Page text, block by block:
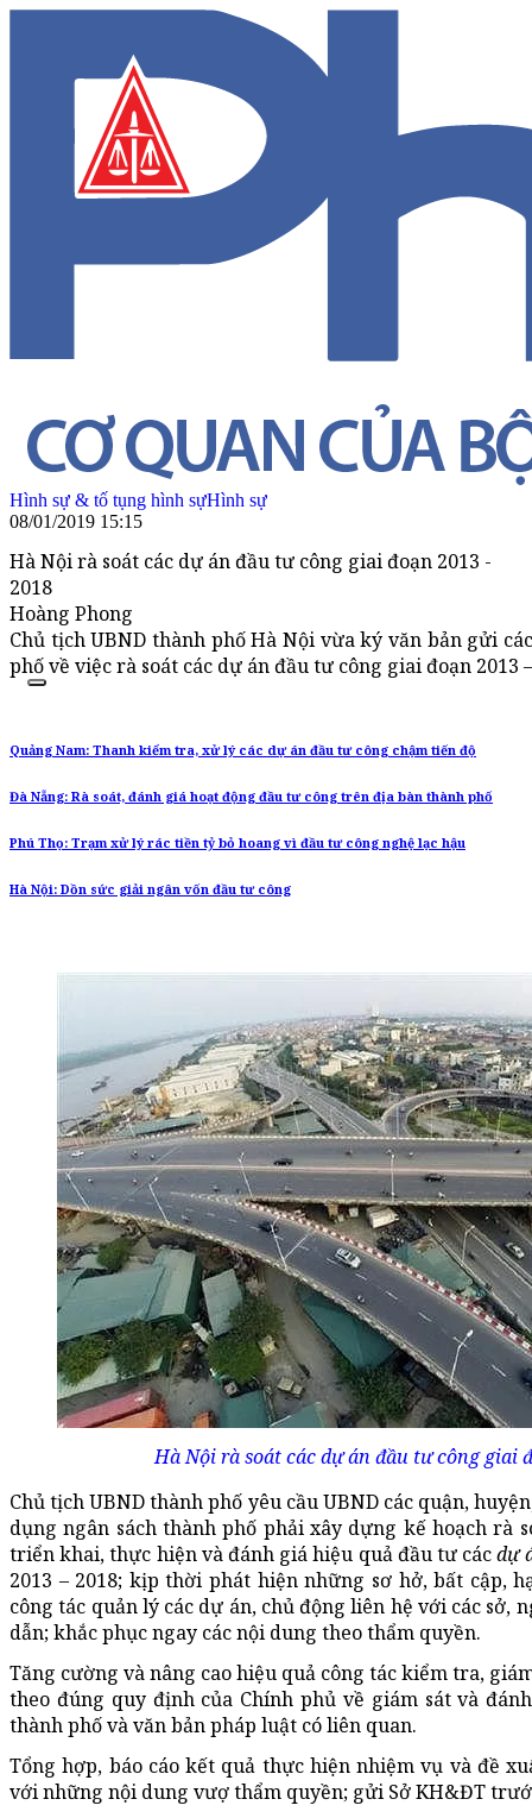
Hình sự & tố tụng hình sựHình sự
08/01/2019 15:15
Hà Nội rà soát các dự án đầu tư công giai đoạn 2013 -
2018
Hoàng Phong
Chủ tịch UBND thành phố Hà Nội vừa ký văn bản gửi
phố về việc rà soát các dự án đầu tư công giai đoạn 2013
Quảng Nam: Thanh kiểm tra, xử lý các dự án đầu tư công chậm tiến độ
Đà Nẵng: Rà soát, đánh giá hoạt động đầu tư công trên địa bàn thành phố
Phú Thọ: Trạm xử lý rác tiền tỷ bỏ hoang vì đầu tư công nghệ lạc hậu
Hà Nội: Dồn sức giải ngân vốn đầu tư công
Hà Nội rà soát các dự án đầu tư công giai
Chủ tịch UBND thành phố yêu cầu UBND các quận,
dụng ngân sách thành phố phải xây dựng kế hoạch rà
triển khai, thực hiện và đánh giá hiệu quả đầu tư cácdự
2013 – 2018; kịp thời phát hiện những sơ hở, bất cập,
công tác quản lý các dự án, chủ động liên hệ với các sở,
dẫn; khắc phục ngay các nội dung theo thẩm quyền.
Tăng cường và nâng cao hiệu quả công tác kiểm tra,
theo đúng quy định của Chính phủ về giám sát và
thành phố và văn bản pháp luật có liên quan.
Tổng hợp, báo cáo kết quả thực hiện nhiệm vụ và đề
với những nội dung vượ thẩm quyền; gửi Sở KH&ĐT